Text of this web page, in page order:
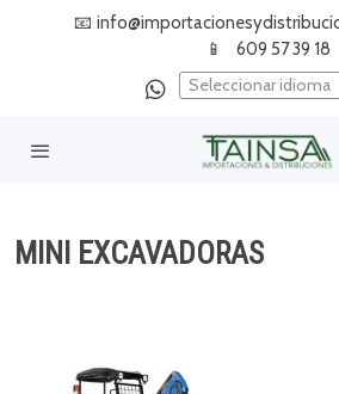
📧
📱
609 57 39 18
Seleccionar idioma
MINI EXCAVADORAS